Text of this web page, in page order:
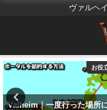
ヴァルヘ
お役
Valheim｜一度行った場所